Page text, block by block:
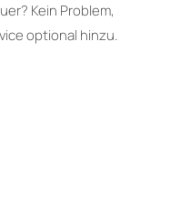
Kein Problem,
optional hinzu.